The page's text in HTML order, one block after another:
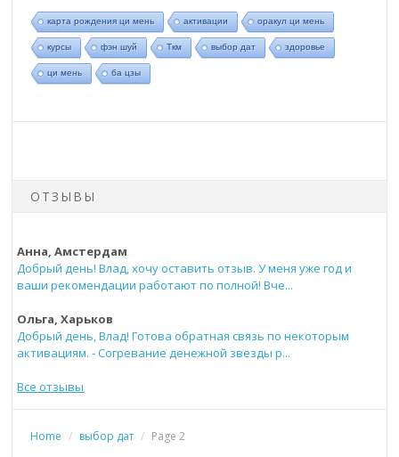
карта рождения ци мень активации оракул ци мень
курсы фэн шуй Ткм выбор дат здоровье
ци мень ба цзы
ОТЗЫВЫ
Анна, Амстердам
Добрый день! Влад, хочу оставить отзыв. У меня уже год и
ваши рекомендации работают по полной! Вче...
Ольга, Харьков
Добрый день, Влад! Готова обратная связь по некоторым
активациям. - Согревание денежной звезды р...
Все отзывы
Home / выбор дат / Page 2